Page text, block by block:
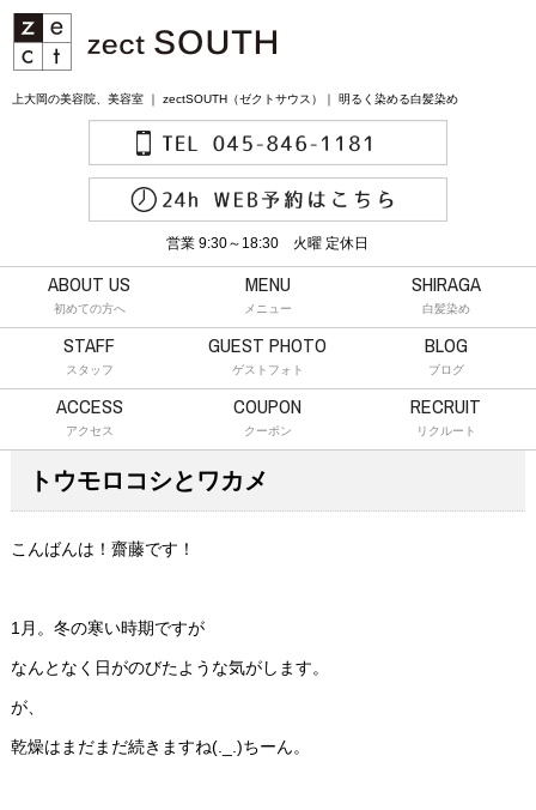
上大岡の美容院、美容室 ｜ zectSOUTH（ゼクトサウス）｜ 明るく染める白髪染め
営業 9:30～18:30 火曜 定休日
ABOUT US
初めての方へ
MENU
メニュー
SHIRAGA
白髪染め
STAFF
スタッフ
GUEST PHOTO
ゲストフォト
BLOG
ブログ
ACCESS
アクセス
COUPON
クーポン
RECRUIT
リクルート
トウモロコシとワカメ
こんばんは！齋藤です！
1月。冬の寒い時期ですが
なんとなく日がのびたような気がします。
が、
乾燥はまだまだ続きますね(._.)ちーん。